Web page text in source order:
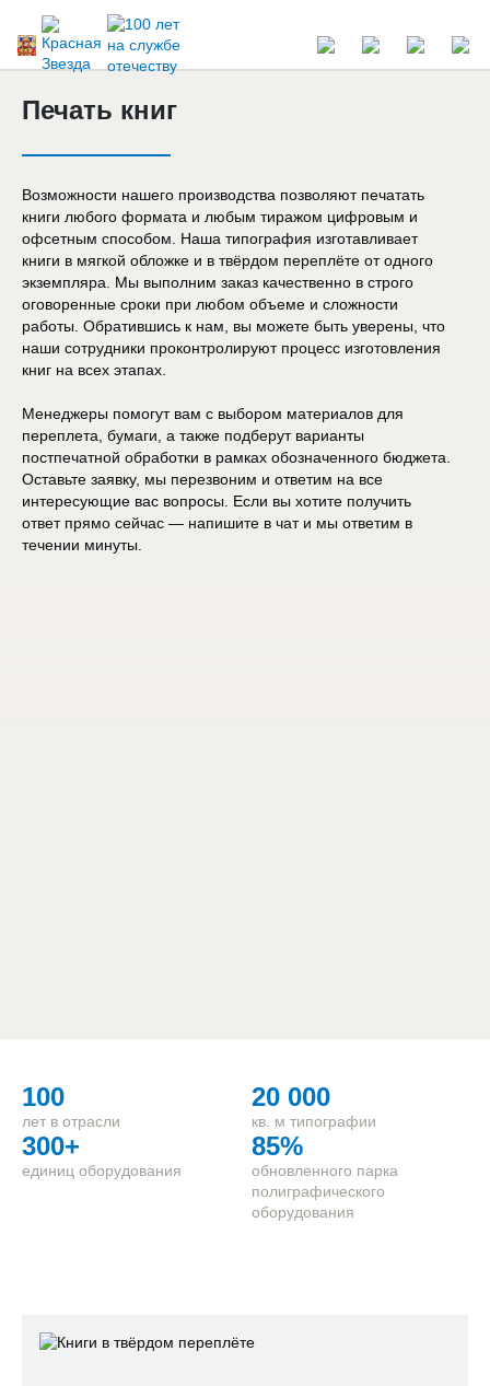
Печать книг
Возможности нашего производства позволяют печатать
книги любого формата и любым тиражом цифровым и
офсетным способом. Наша типография изготавливает
книги в мягкой обложке и в твёрдом переплёте от одного
экземпляра. Мы выполним заказ качественно в строго
оговоренные сроки при любом объеме и сложности
работы. Обратившись к нам, вы можете быть уверены, что
наши сотрудники проконтролируют процесс изготовления
книг на всех этапах.
Менеджеры помогут вам с выбором материалов для
переплета, бумаги, а также подберут варианты
постпечатной обработки в рамках обозначенного бюджета.
Оставьте заявку, мы перезвоним и ответим на все
интересующие вас вопросы. Если вы хотите получить
ответ прямо сейчас — напишите в чат и мы ответим в
течении минуты.
100
лет в отрасли
20 000
кв. м типографии
300+
единиц оборудования
85%
обновленного парка
полиграфического
оборудования